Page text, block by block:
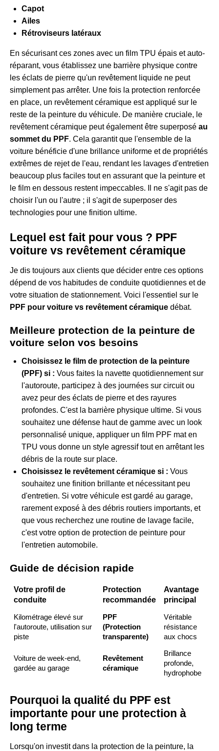
Capot
Ailes
Rétroviseurs latéraux
En sécurisant ces zones avec un film TPU épais et auto-
réparant, vous établissez une barrière physique contre
les éclats de pierre qu'un revêtement liquide ne peut
simplement pas arrêter. Une fois la protection renforcée
en place, un revêtement céramique est appliqué sur le
reste de la peinture du véhicule. De manière cruciale, le
revêtement céramique peut également être superposé au
sommet du PPF. Cela garantit que l'ensemble de la
voiture bénéficie d'une brillance uniforme et de propriétés
extrêmes de rejet de l'eau, rendant les lavages d'entretien
beaucoup plus faciles tout en assurant que la peinture et
le film en dessous restent impeccables. Il ne s'agit pas de
choisir l'un ou l'autre ; il s'agit de superposer des
technologies pour une finition ultime.
Lequel est fait pour vous ? PPF
voiture vs revêtement céramique
Je dis toujours aux clients que décider entre ces options
dépend de vos habitudes de conduite quotidiennes et de
votre situation de stationnement. Voici l'essentiel sur le
PPF pour voiture vs revêtement céramique débat.
Meilleure protection de la peinture de
voiture selon vos besoins
Choisissez le film de protection de la peinture
(PPF) si : Vous faites la navette quotidiennement sur
l'autoroute, participez à des journées sur circuit ou
avez peur des éclats de pierre et des rayures
profondes. C'est la barrière physique ultime. Si vous
souhaitez une défense haut de gamme avec un look
personnalisé unique, appliquer un film PPF mat en
TPU vous donne un style agressif tout en arrêtant les
débris de la route sur place.
Choisissez le revêtement céramique si : Vous
souhaitez une finition brillante et nécessitant peu
d'entretien. Si votre véhicule est gardé au garage,
rarement exposé à des débris routiers importants, et
que vous recherchez une routine de lavage facile,
c'est votre option de protection de peinture pour
l'entretien automobile.
Guide de décision rapide
Votre profil de
conduite
Protection
recommandée
Avantage
principal
Kilométrage élevé sur
l'autoroute, utilisation sur
piste
PPF
(Protection
transparente)
Véritable
résistance
aux chocs
Voiture de week-end,
gardée au garage
Revêtement
céramique
Brillance
profonde,
hydrophobe
Pourquoi la qualité du PPF est
importante pour une protection à
long terme
Lorsqu'on investit dans la protection de la peinture, la